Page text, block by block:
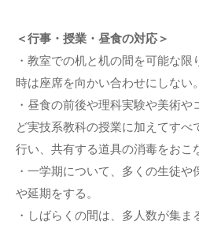
＜行事・授業・昼食の対応＞
・教室での机と机の間を可能な
時は座席を向かい合わせにしない。
・昼食の前後や理科実験や美術
ど実技系教科の授業に加えてすべ
行い、共有する道具の消毒をおこ
・一学期について、多くの生徒
や延期をする。
・しばらくの間は、多人数が集